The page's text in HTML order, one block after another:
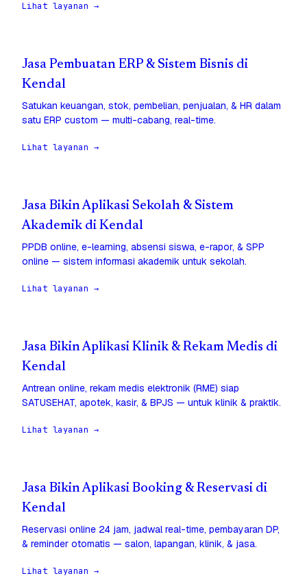
Lihat layanan →
Jasa Pembuatan ERP & Sistem Bisnis di
Kendal
Satukan keuangan, stok, pembelian, penjualan, & HR dalam
satu ERP custom — multi-cabang, real-time.
Lihat layanan →
Jasa Bikin Aplikasi Sekolah & Sistem
Akademik di Kendal
PPDB online, e-learning, absensi siswa, e-rapor, & SPP
online — sistem informasi akademik untuk sekolah.
Lihat layanan →
Jasa Bikin Aplikasi Klinik & Rekam Medis di
Kendal
Antrean online, rekam medis elektronik (RME) siap
SATUSEHAT, apotek, kasir, & BPJS — untuk klinik & praktik.
Lihat layanan →
Jasa Bikin Aplikasi Booking & Reservasi di
Kendal
Reservasi online 24 jam, jadwal real-time, pembayaran DP,
& reminder otomatis — salon, lapangan, klinik, & jasa.
Lihat layanan →